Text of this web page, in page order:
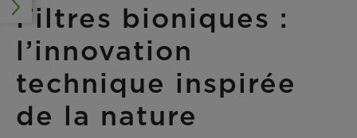
Filtres bioniques :
l’innovation
technique inspirée
de la nature